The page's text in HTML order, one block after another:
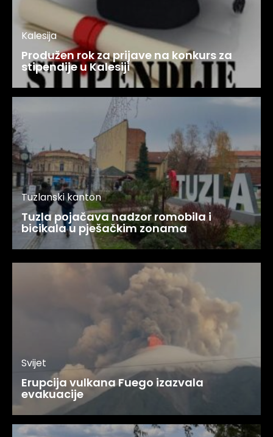
Kalesija
Produžen rok za prijave na konkurs za
stipendije u Kalesiji
Tuzlanski kanton
Tuzla pojačava nadzor romobila i
bicikala u pješačkim zonama
Svijet
Erupcija vulkana Fuego izazvala
evakuacije